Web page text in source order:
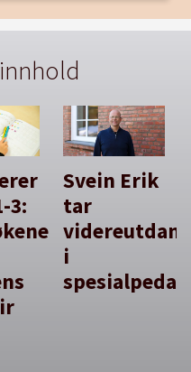
3:
Svein Erik
tar
i